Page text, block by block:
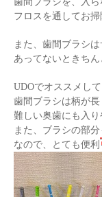
フロスを通してお掃
また、歯間ブラシ
あってないときち
UDOでオススメし
歯間ブラシは柄が長
難しい奥歯にも入
また、ブラシの部
なので、とても便利